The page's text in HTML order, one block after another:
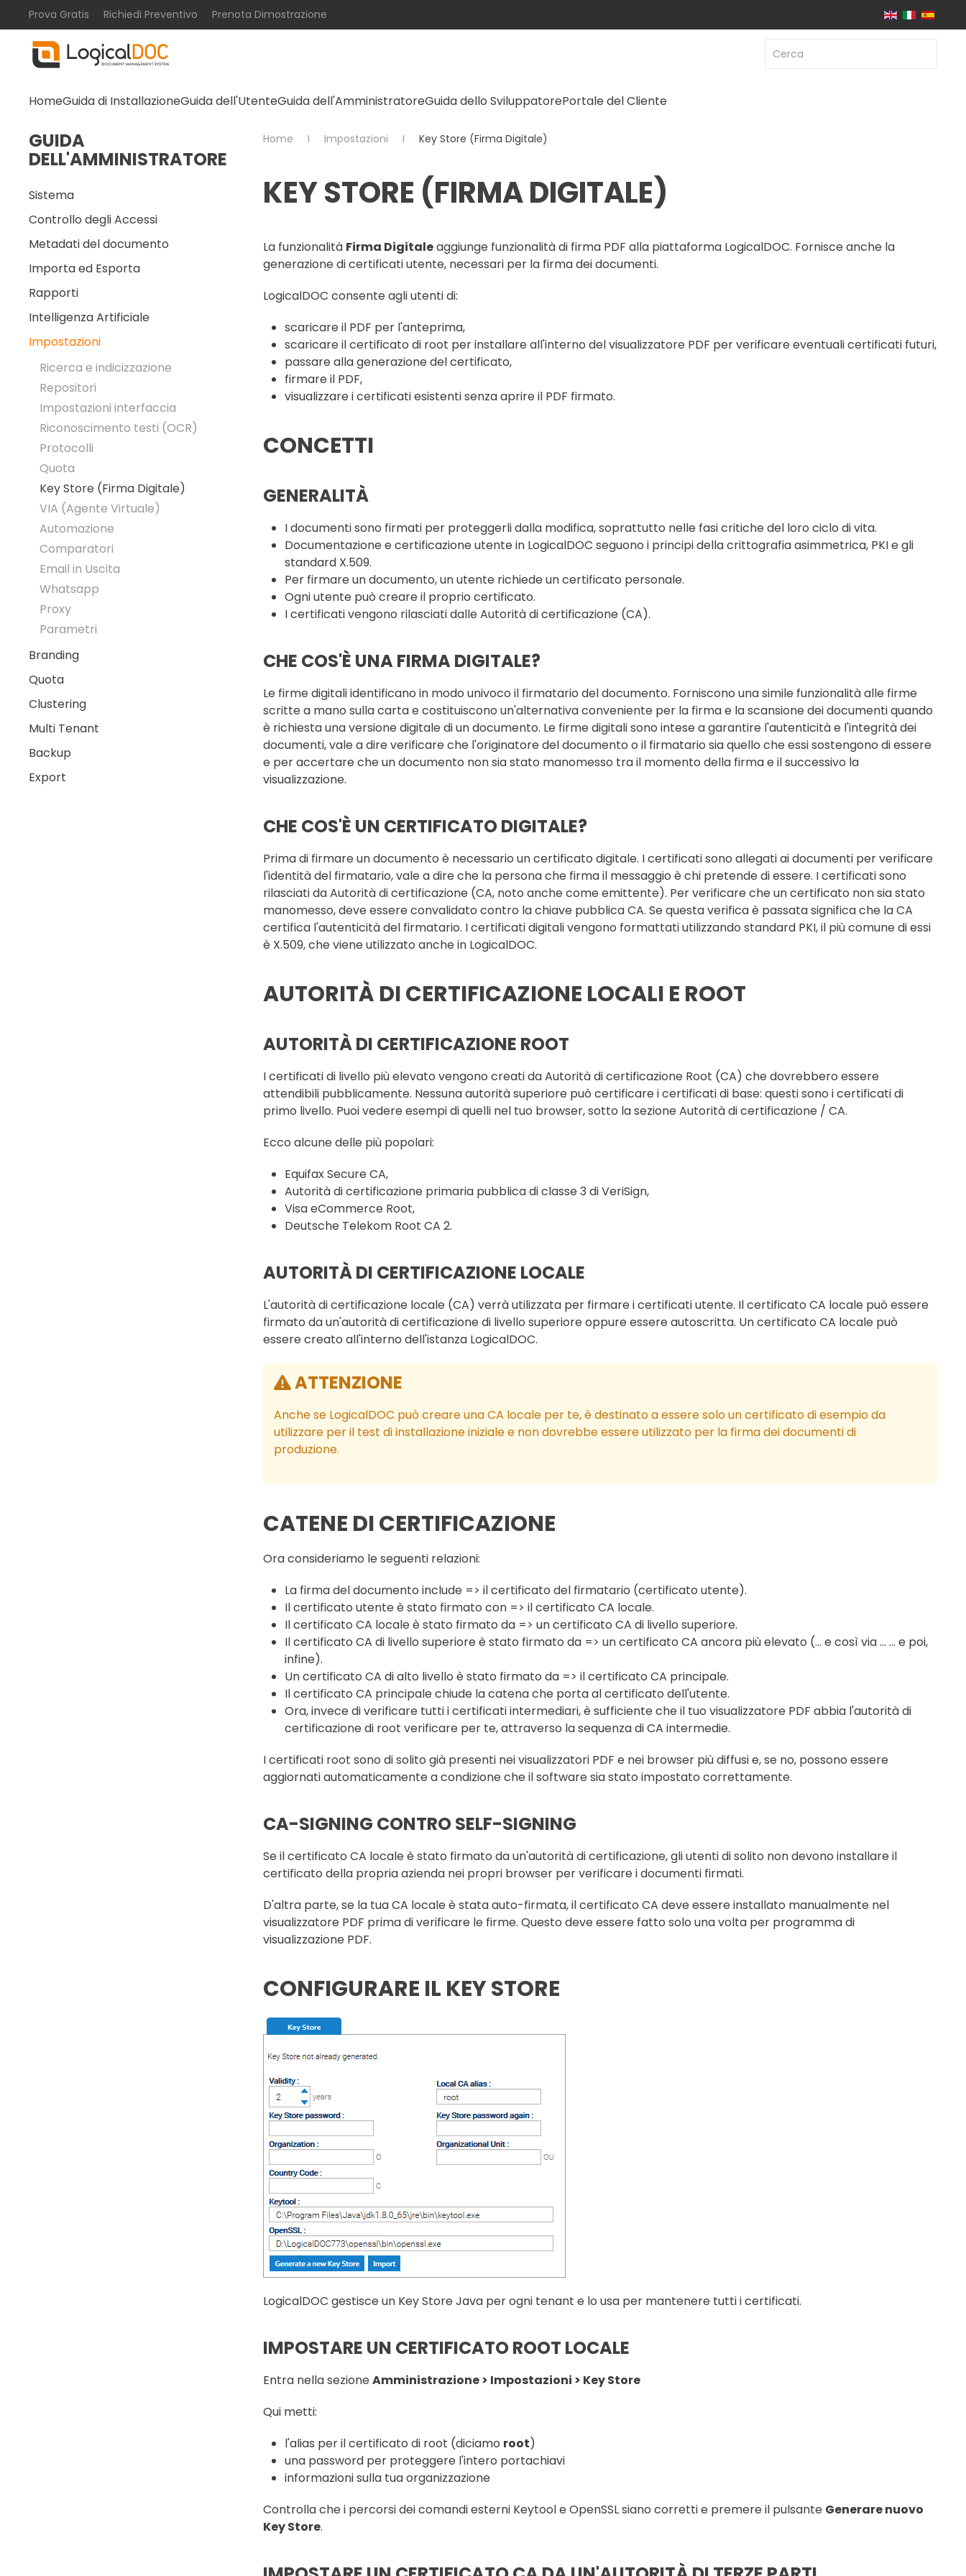
Skip to main content
Prova Gratis Richiedi Preventivo Prenota Dimostrazione
HomeGuida di InstallazioneGuida dell'UtenteGuida dell'AmministratoreGuida dello SviluppatorePortale del Cliente
Home Impostazioni Key Store (Firma Digitale)
KEY STORE (FIRMA DIGITALE)
La funzionalità Firma Digitaleaggiunge funzionalità di firma PDF alla piattaforma LogicalDOC. Fornisce anche la
generazione di certificati utente, necessari per la firma dei documenti.
LogicalDOC consente agli utenti di:
scaricare il PDF per l'anteprima,
scaricare il certificato di root per installare all'interno del visualizzatore PDF per verificare eventuali certificati futuri,
passare alla generazione del certificato,
firmare il PDF,
visualizzare i certificati esistenti senza aprire il PDF firmato.
CONCETTI
GENERALITÀ
I documenti sono firmati per proteggerli dalla modifica, soprattutto nelle fasi critiche del loro ciclo di vita.
Documentazione e certificazione utente in LogicalDOC seguono i principi della crittografia asimmetrica, PKI e gli
standard X.509.
Per firmare un documento, un utente richiede un certificato personale.
Ogni utente può creare il proprio certificato.
I certificati vengono rilasciati dalle Autorità di certificazione (CA).
CHE COS'È UNA FIRMA DIGITALE?
Le firme digitali identificano in modo univoco il firmatario del documento. Forniscono una simile funzionalità alle firme
scritte a mano sulla carta e costituiscono un'alternativa conveniente per la firma e la scansione dei documenti quando
è richiesta una versione digitale di un documento. Le firme digitali sono intese a garantire l'autenticità e l'integrità dei
documenti, vale a dire verificare che l'originatore del documento o il firmatario sia quello che essi sostengono di essere
e per accertare che un documento non sia stato manomesso tra il momento della firma e il successivo la
visualizzazione.
CHE COS'È UN CERTIFICATO DIGITALE?
Prima di firmare un documento è necessario un certificato digitale. I certificati sono allegati ai documenti per verificare
l'identità del firmatario, vale a dire che la persona che firma il messaggio è chi pretende di essere. I certificati sono
rilasciati da Autorità di certificazione (CA, noto anche come emittente). Per verificare che un certificato non sia stato
manomesso, deve essere convalidato contro la chiave pubblica CA. Se questa verifica è passata significa che la CA
certifica l'autenticità del firmatario. I certificati digitali vengono formattati utilizzando standard PKI, il più comune di essi
è X.509, che viene utilizzato anche in LogicalDOC.
AUTORITÀ DI CERTIFICAZIONE LOCALI E ROOT
AUTORITÀ DI CERTIFICAZIONE ROOT
I certificati di livello più elevato vengono creati da Autorità di certificazione Root (CA) che dovrebbero essere
attendibili pubblicamente. Nessuna autorità superiore può certificare i certificati di base: questi sono i certificati di
primo livello. Puoi vedere esempi di quelli nel tuo browser, sotto la sezione Autorità di certificazione / CA.
Ecco alcune delle più popolari:
Equifax Secure CA,
Autorità di certificazione primaria pubblica di classe 3 di VeriSign,
Visa eCommerce Root,
Deutsche Telekom Root CA 2.
AUTORITÀ DI CERTIFICAZIONE LOCALE
L'autorità di certificazione locale (CA) verrà utilizzata per firmare i certificati utente. Il certificato CA locale può essere
firmato da un'autorità di certificazione di livello superiore oppure essere autoscritta. Un certificato CA locale può
essere creato all'interno dell'istanza LogicalDOC.
ATTENZIONE
Anche se LogicalDOC può creare una CA locale per te, è destinato a essere solo un certificato di esempio da
utilizzare per il test di installazione iniziale e non dovrebbe essere utilizzato per la firma dei documenti di
produzione.
CATENE DI CERTIFICAZIONE
Ora consideriamo le seguenti relazioni:
La firma del documento include => il certificato del firmatario (certificato utente).
Il certificato utente è stato firmato con => il certificato CA locale.
Il certificato CA locale è stato firmato da => un certificato CA di livello superiore.
Il certificato CA di livello superiore è stato firmato da => un certificato CA ancora più elevato (... e così via ... ... e poi,
infine).
Un certificato CA di alto livello è stato firmato da => il certificato CA principale.
Il certificato CA principale chiude la catena che porta al certificato dell'utente.
Ora, invece di verificare tutti i certificati intermediari, è sufficiente che il tuo visualizzatore PDF abbia l'autorità di
certificazione di root verificare per te, attraverso la sequenza di CA intermedie.
I certificati root sono di solito già presenti nei visualizzatori PDF e nei browser più diffusi e, se no, possono essere
aggiornati automaticamente a condizione che il software sia stato impostato correttamente.
CA-SIGNING CONTRO SELF-SIGNING
Se il certificato CA locale è stato firmato da un'autorità di certificazione, gli utenti di solito non devono installare il
certificato della propria azienda nei propri browser per verificare i documenti firmati.
D'altra parte, se la tua CA locale è stata auto-firmata, il certificato CA deve essere installato manualmente nel
visualizzatore PDF prima di verificare le firme. Questo deve essere fatto solo una volta per programma di
visualizzazione PDF.
CONFIGURARE IL KEY STORE
LogicalDOC gestisce un Key Store Java per ogni tenant e lo usa per mantenere tutti i certificati.
IMPOSTARE UN CERTIFICATO ROOT LOCALE
Entra nella sezioneAmministrazione > Impostazioni > Key Store
Qui metti:
l'alias per il certificato di root (diciamo root)
una password per proteggere l'intero portachiavi
informazioni sulla tua organizzazione
Controlla che i percorsi dei comandi esterni Keytool e OpenSSL siano corretti e premere il pulsante Generare nuovo
Key Store.
GUIDA
DELL'AMMINISTRATORE
Sistema
Controllo degli Accessi
Metadati del documento
Importa ed Esporta
Rapporti
Intelligenza Artificiale
Impostazioni
Ricerca e indicizzazione
Repositori
Impostazioni interfaccia
Riconoscimento testi (OCR)
Protocolli
Quota
Key Store (Firma Digitale)
VIA (Agente Virtuale)
Automazione
Comparatori
Email in Uscita
Whatsapp
Proxy
Parametri
Branding
Quota
Clustering
Multi Tenant
Backup
Export